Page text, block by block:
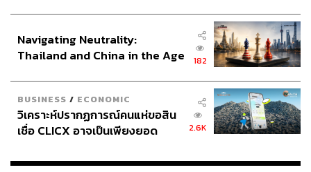
Navigating Neutrality:
Thailand and China in the Age
182
BUSINESS / ECONOMIC
วิเคราะห์ปรากฏการณ์คนแห่ขอสิน
เชื่อ CLICX อาจเป็นเพียงยอด
เรือนไทยที่ถูกซุกไว้
2.6K